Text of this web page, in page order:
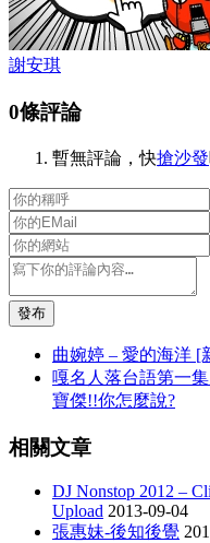
謝安琪
0條評論
暫無評論，快搶沙發
發布
曲婉婷 – 愛的海洋 [
嘎名人落台語第一
寶傑!!你怎麼說?
相關文章
DJ Nonstop 2012 –
Upload 2013-09-04
張惠妹-後知後覺